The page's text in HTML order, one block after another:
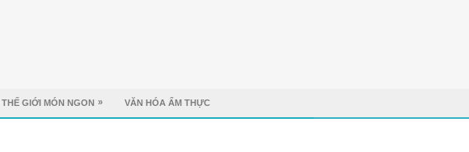
THẾ GIỚI MÓN NGON » VĂN HÓA ẨM THỰC